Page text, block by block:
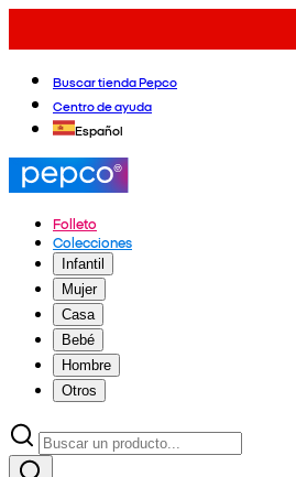
Buscar tienda Pepco
Centro de ayuda
Español
Folleto
Colecciones
Infantil
Mujer
Casa
Bebé
Hombre
Otros